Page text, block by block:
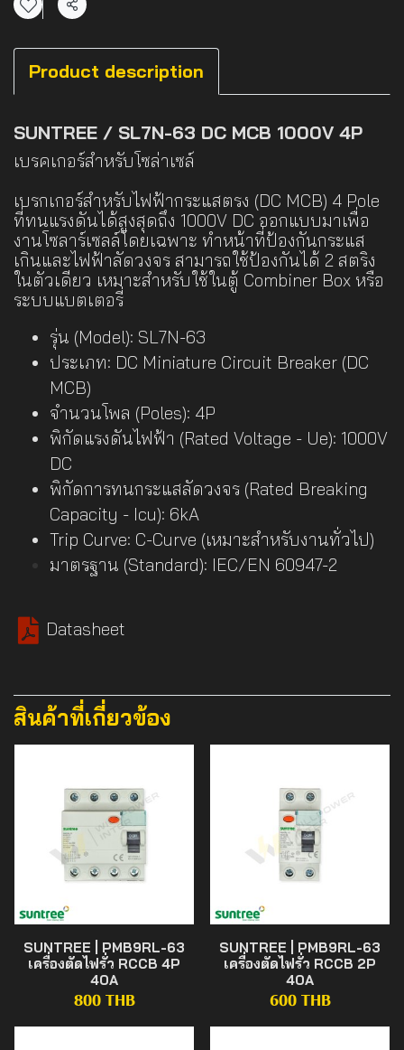
แชร์
Product description
SUNTREE / SL7N-63 DC MCB 1000V 4P
เบรคเกอร์สำหรับโซล่าเซล์
เบรกเกอร์สำหรับไฟฟ้ากระแสตรง (DC MCB) 4 Pole
ที่ทนแรงดันได้สูงสุดถึง 1000V DC ออกแบบมาเพื่อ
งานโซลาร์เซลล์โดยเฉพาะ ทำหน้าที่ป้องกันกระแส
เกินและไฟฟ้าลัดวงจร สามารถใช้ป้องกันได้ 2 สตริง
ในตัวเดียว เหมาะสำหรับใช้ในตู้ Combiner Box หรือ
ระบบแบตเตอรี่
รุ่น (Model): SL7N-63
ประเภท: DC Miniature Circuit Breaker (DC
MCB)
จำนวนโพล (Poles): 4P
พิกัดแรงดันไฟฟ้า (Rated Voltage - Ue): 1000V
DC
พิกัดการทนกระแสลัดวงจร (Rated Breaking
Capacity - Icu): 6kA
Trip Curve: C-Curve (เหมาะสำหรับงานทั่วไป)
มาตรฐาน (Standard): IEC/EN 60947-2
Datasheet
สินค้าที่เกี่ยวข้อง
SUNTREE | PMB9RL-63
เครื่องตัดไฟรั่ว RCCB 4P
40A
800 THB
SUNTREE | PMB9RL-63
เครื่องตัดไฟรั่ว RCCB 2P
40A
600 THB